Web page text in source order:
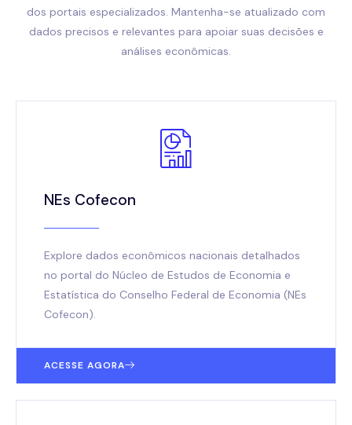
dos portais especializados. Mantenha-se atualizado com
dados precisos e relevantes para apoiar suas decisões e
análises econômicas.
NEs Cofecon
Explore dados econômicos nacionais detalhados
no portal do Núcleo de Estudos de Economia e
Estatística do Conselho Federal de Economia (NEs
Cofecon).
ACESSE AGORA